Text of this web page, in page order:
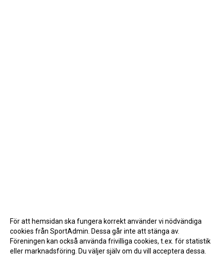
För att hemsidan ska fungera korrekt använder vi nödvändiga
cookies från SportAdmin. Dessa går inte att stänga av.
Föreningen kan också använda frivilliga cookies, t.ex. för statistik
eller marknadsföring. Du väljer själv om du vill acceptera dessa.